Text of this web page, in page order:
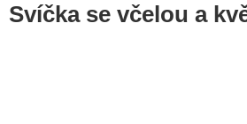
Svíčka se včelou a